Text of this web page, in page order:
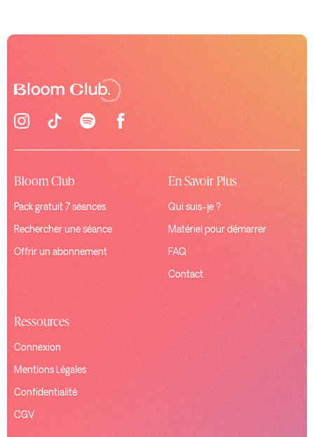
Bloom Club
Pack gratuit 7 séances
Rechercher une séance
Offrir un abonnement
En Savoir Plus
Qui suis-je ?
Matériel pour démarrer
FAQ
Contact
Ressources
Connexion
Mentions Légales
Confidentialité
CGV